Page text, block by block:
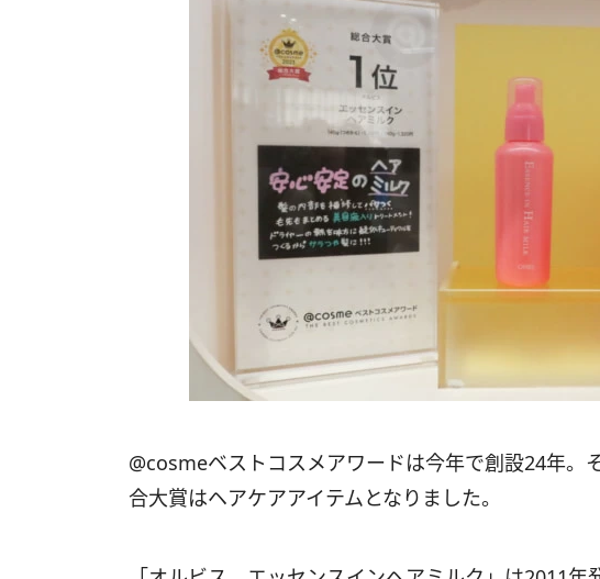
@cosmeベストコスメアワードは今年で創設24年。
合大賞はヘアケアアイテムとなりました。